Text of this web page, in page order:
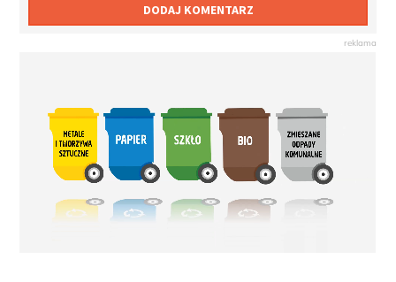
DODAJ KOMENTARZ